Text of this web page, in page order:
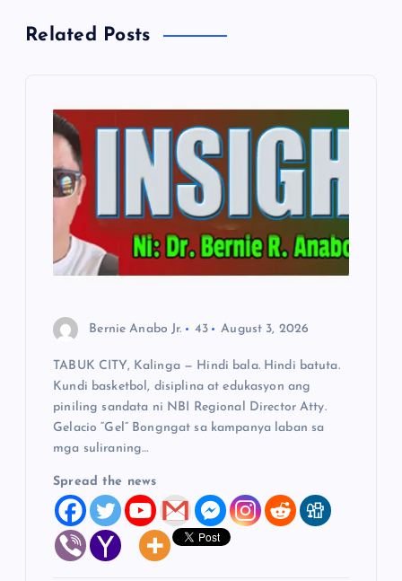
vRelated Posts
Bernie Anabo Jr. 43 August 3, 2026
TABUK CITY, Kalinga — Hindi bala. Hindi batuta.
Kundi basketbol, disiplina at edukasyon ang
piniling sandata ni NBI Regional Director Atty.
Gelacio “Gel” Bongngat sa kampanya laban sa
mga suliraning…
Spread the news